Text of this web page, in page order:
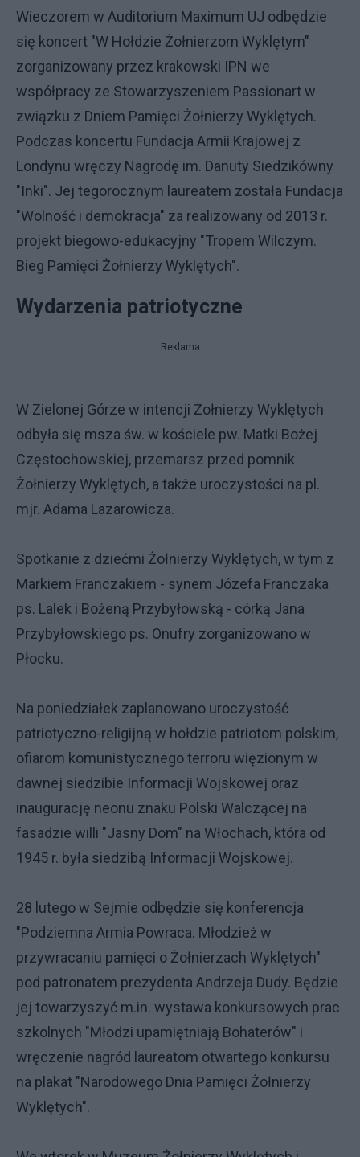
Wieczorem w Auditorium Maximum UJ odbędzie
się koncert "W Hołdzie Żołnierzom Wyklętym"
zorganizowany przez krakowski IPN we
współpracy ze Stowarzyszeniem Passionart w
związku z Dniem Pamięci Żołnierzy Wyklętych.
Podczas koncertu Fundacja Armii Krajowej z
Londynu wręczy Nagrodę im. Danuty Siedzikówny
"Inki". Jej tegorocznym laureatem została Fundacja
"Wolność i demokracja" za realizowany od 2013 r.
projekt biegowo-edukacyjny "Tropem Wilczym.
Bieg Pamięci Żołnierzy Wyklętych".
Wydarzenia patriotyczne
Reklama
W Zielonej Górze w intencji Żołnierzy Wyklętych
odbyła się msza św. w kościele pw. Matki Bożej
Częstochowskiej, przemarsz przed pomnik
Żołnierzy Wyklętych, a także uroczystości na pl.
mjr. Adama Lazarowicza.
Spotkanie z dziećmi Żołnierzy Wyklętych, w tym z
Markiem Franczakiem - synem Józefa Franczaka
ps. Lalek i Bożeną Przybyłowską - córką Jana
Przybyłowskiego ps. Onufry zorganizowano w
Płocku.
Na poniedziałek zaplanowano uroczystość
patriotyczno-religijną w hołdzie patriotom polskim,
ofiarom komunistycznego terroru więzionym w
dawnej siedzibie Informacji Wojskowej oraz
inaugurację neonu znaku Polski Walczącej na
fasadzie willi "Jasny Dom" na Włochach, która od
1945 r. była siedzibą Informacji Wojskowej.
28 lutego w Sejmie odbędzie się konferencja
"Podziemna Armia Powraca. Młodzież w
przywracaniu pamięci o Żołnierzach Wyklętych"
pod patronatem prezydenta Andrzeja Dudy. Będzie
jej towarzyszyć m.in. wystawa konkursowych prac
szkolnych "Młodzi upamiętniają Bohaterów" i
wręczenie nagród laureatom otwartego konkursu
na plakat "Narodowego Dnia Pamięci Żołnierzy
Wyklętych".